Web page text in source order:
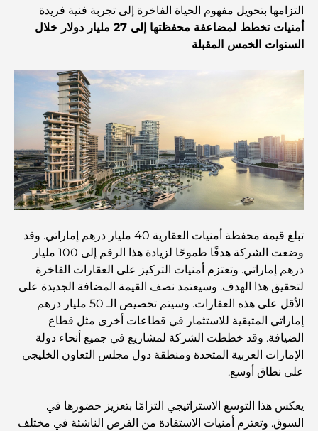
Dubai Vision 2040 - Green Living, Scenic Routes
and a Smarter Metro Network
أفضل المقاهي في دبي بإطلالة خلابة: مزيج مثالي من المذاق
مطاعم بإطلالة على برج العرب: تجربة طعام استثنائية في دبي
دليل شامل لأندية شاطئ نخلة جميرا لعام 2026
المطاعم الإيطالية في وسط مدينة دبي: تذوق إيطاليا في قلب
المدينة
أفضل 7 نوادي رياضية في دبي هيلز: اللياقة البدنية في أبهى
صورها
الدليل الأمثل لمطاعم الطعام الفاخر في نخلة جميرا
اكتشف أفضل وجبة إفطار في منطقة الخليج التجاري، دبي
التزامها بتحويل مفهوم الحياة الفاخرة إلى تجربة فنية فريدة
أمنيات تخطط لمضاعفة محفظتها إلى 27 مليار دولار خلال
السنوات الخمس المقبلة
تبلغ قيمة محفظة أمنيات العقارية 40 مليار درهم إماراتي. وقد
وضعت الشركة هدفًا طموحًا لزيادة هذا الرقم إلى 100 مليار
درهم إماراتي. وتعتزم أمنيات التركيز على العقارات الفاخرة
لتحقيق هذا الهدف. وسيعتمد نصف القيمة المضافة الجديدة على
الأقل على هذه العقارات. وسيتم تخصيص الـ 50 مليار درهم
إماراتي المتبقية للاستثمار في قطاعات أخرى مثل قطاع
الضيافة. وقد خططت الشركة لمشاريع في جميع أنحاء دولة
الإمارات العربية المتحدة ومنطقة دول مجلس التعاون الخليجي
على نطاق أوسع.
يعكس هذا التوسع الاستراتيجي التزامًا بتعزيز حضورها في
السوق. وتعتزم أمنيات الاستفادة من الفرص الناشئة في مختلف